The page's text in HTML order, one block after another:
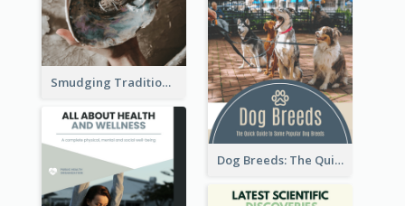
Smudging Tradition And History Booklet
Dog Breeds: The Quick Guide to Some Popular Dog Breeds